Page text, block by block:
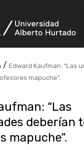
/Edward Kaufman: “Las
mapuche”.
“Las
deberían
mapuche”.